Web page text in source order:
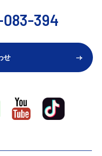
083-394
せ